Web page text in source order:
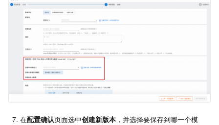
在配置确认页面选中创建新版本 ，并选择要保存到哪一个模